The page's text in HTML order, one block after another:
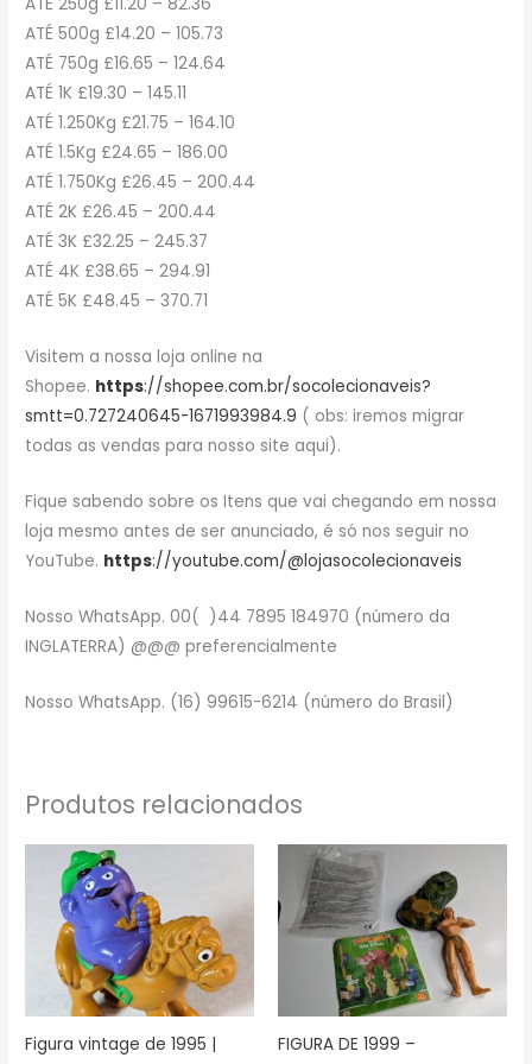
ATÉ 250g £11.20 – 82.36
ATÉ 500g £14.20 – 105.73
ATÉ 750g £16.65 – 124.64
ATÉ 1K £19.30 – 145.11
ATÉ 1.250Kg £21.75 – 164.10
ATÉ 1.5Kg £24.65 – 186.00
ATÉ 1.750Kg £26.45 – 200.44
ATÉ 2K £26.45 – 200.44
ATÉ 3K £32.25 – 245.37
ATÉ 4K £38.65 – 294.91
ATÉ 5K £48.45 – 370.71
Visitem a nossa loja online na
Shopee. https://shopee.com.br/socolecionaveis?
smtt=0.727240645-1671993984.9 ( obs: iremos migrar
todas as vendas para nosso site aqui).
Fique sabendo sobre os Itens que vai chegando em nossa
loja mesmo antes de ser anunciado, é só nos seguir no
YouTube. https://youtube.com/@lojasocolecionaveis
Nosso WhatsApp. 00( )44 7895 184970 (número da
INGLATERRA) @@@ preferencialmente
Nosso WhatsApp. (16) 99615-6214 (número do Brasil)
Produtos relacionados
Figura vintage de 1995 |
FIGURA DE 1999 –